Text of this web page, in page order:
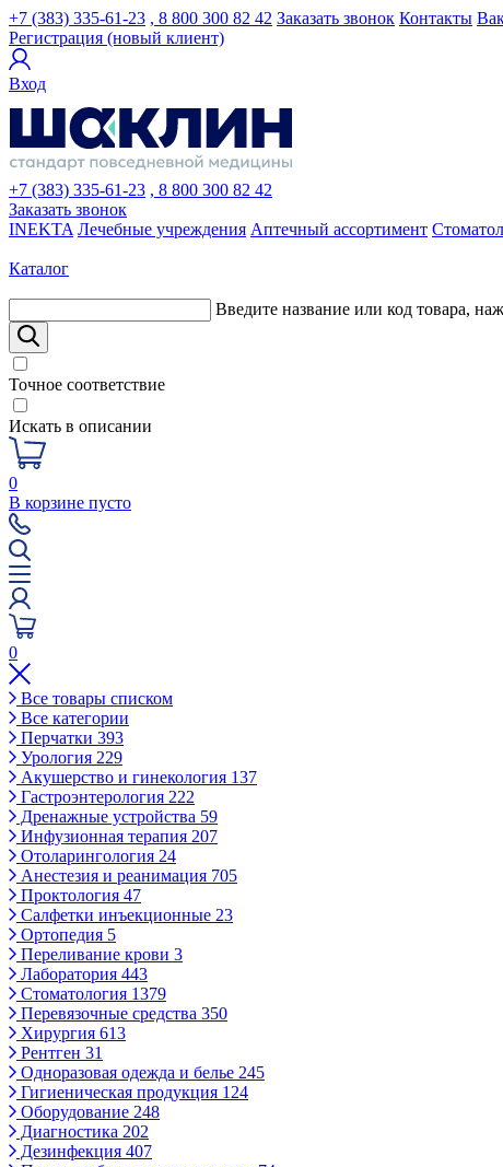
+7 (383) 335-61-23 , 8 800 300 82 42 Заказать звонок Контакты
Регистрация (новый клиент)
Вход
+7 (383) 335-61-23 , 8 800 300 82 42
Заказать звонок
INEKTA Лечебные учреждения Аптечный ассортимент
Каталог
Введите название или код товара,
Точное соответствие
Искать в описании
0
В корзине пусто
0
Все товары списком
Все категории
Перчатки 393
Урология 229
Акушерство и гинекология 137
Гастроэнтерология 222
Дренажные устройства 59
Инфузионная терапия 207
Отоларингология 24
Анестезия и реанимация 705
Проктология 47
Салфетки инъекционные 23
Ортопедия 5
Переливание крови 3
Лаборатория 443
Стоматология 1379
Перевязочные средства 350
Хирургия 613
Рентген 31
Одноразовая одежда и белье 245
Гигиеническая продукция 124
Оборудование 248
Диагностика 202
Дезинфекция 407